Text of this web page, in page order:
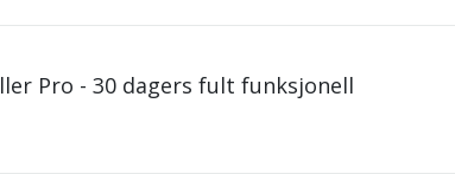
Pro - 30 dagers fult funksjonell